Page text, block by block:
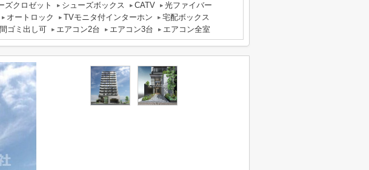
ズクロゼット
シューズボックス CATV
光ファイバー
オートロック TVモニタ付インターホン
宅配ボックス
ゴミ出し可 エアコン2台 エアコン3台 エアコン全室